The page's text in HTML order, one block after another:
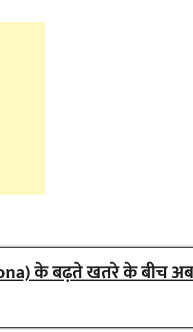
के बढ़ते खतरे के बीच अब